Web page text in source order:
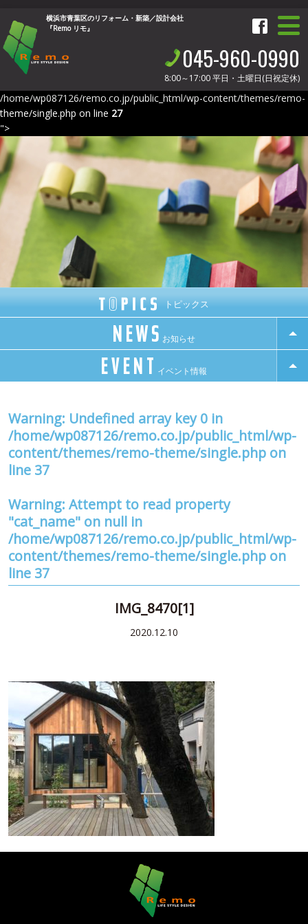
横浜市青葉区のリフォーム・新築／設計会社
『Remo リモ』
045-960-0990
8:00～17:00平日・土曜日(日祝定休)
/home/wp087126/remo.co.jp/public_html/wp-content/themes/remo-
theme/single.php on line 27
">
トピックス
NEWS お知らせ
EVENT イベント情報
Warning: Undefined array key 0 in
/home/wp087126/remo.co.jp/public_html/wp-
content/themes/remo-theme/single.php on
line 37
Warning: Attempt to read property
"cat_name" on null in
/home/wp087126/remo.co.jp/public_html/wp-
content/themes/remo-theme/single.php on
line 37
IMG_8470[1]
2020.12.10